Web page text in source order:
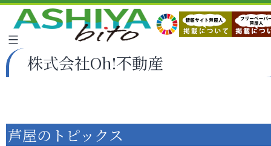
株式会社Oh!不動産
芦屋のトピックス